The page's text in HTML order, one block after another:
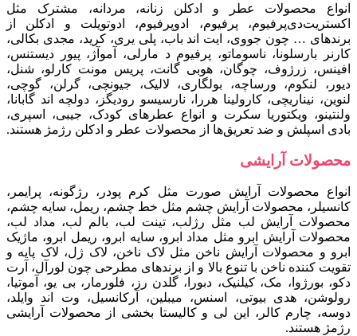
انواع محصولات عطر و ادکلن زنانه، مردانه، مشترک مثل
اکستریت‌دی‌پرفیوم، پرفیوم، ادوپرفیوم، ادوتویلت و ادکلن از
برندهای … چون جووی، ایت اند باب، پلی یری، کرید، مجدی بکالی،
کارنر بارسلونا، ناسوماتو، پرفیوم د مارلی، آموآژ، پیور دیستنس،
افینس، زرژوف، چوگان، هوبی گانت، پریس مونت کارلو، شنل،
دیور، لنکوم، ورساچه، بولگاری، لالیک، جیونچی، گرلن، گوچی،
لنوین، نیناریچی، کارولینا هررا، نارسیسو رودیگز، دولچه اند گابانا،
ولنتینو، ویکتوریا سکرت و انواع عطرهای کودک، جیبی، اسپری،
بادی اسپلش و ضد تعریق‌ها از محصولات عطر و ادکلن رژمژ هستند.
محصولات آرایشی
انواع محصولات آرایش صورت مثل کرم پودر، رژگونه، پرایمر،
کانسیلر، محصولات آرایش چشم مثل خط چشم، ریمل، سایه چشم،
محصولات آرایش لب مثل رژلب، تینت لب، بالم لب، مداد لب،
محصولات آرایش ابرو مثل مداد ابرو، سایه ابرو، ریمل ابرو، ماژیک
ابرو و محصولات آرایش ناخن مثل لاک ناخن، لاک ژل، لاک پایه و
تقویت کننده ناخن با تنوع بالا و از برندهای مطرحی چون لورآل، آرت
دکو، بورژوا، مک، کیلنیک، دبورا، گلدن رز، فلورمار، بی یو، آموتیا،
رولوشن، هدی بیوتی، اسنس، میبلین، آرکانسیل، وت اند وایلد،
دوسه، چارم کالر، این لی و کالیستا بخشی از محصولات آرایشی
رژمژ هستند.